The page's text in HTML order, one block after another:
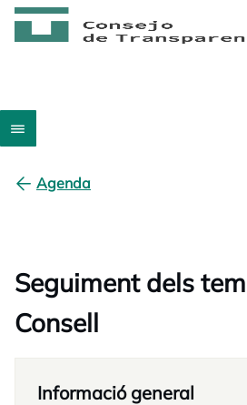
Agenda
Seguiment dels
Consell
Informació general